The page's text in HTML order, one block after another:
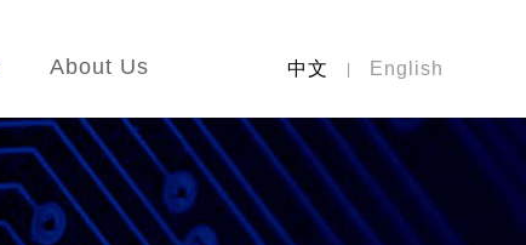
English
中文
About Us